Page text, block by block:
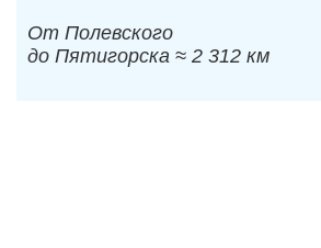
От Полевского
до Пятигорска ≈ 2 312 км